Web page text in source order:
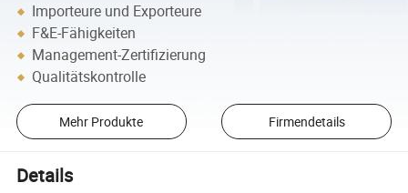
Importeure und Exporteure
F&E-Fähigkeiten
Management-Zertifizierung
Qualitätskontrolle
Mehr Produkte Firmendetails
Details